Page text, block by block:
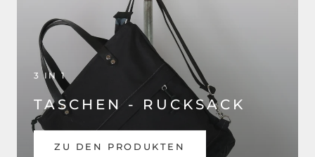
3 IN 1
TASCHEN - RUCKSACK
ZU DEN PRODUKTEN